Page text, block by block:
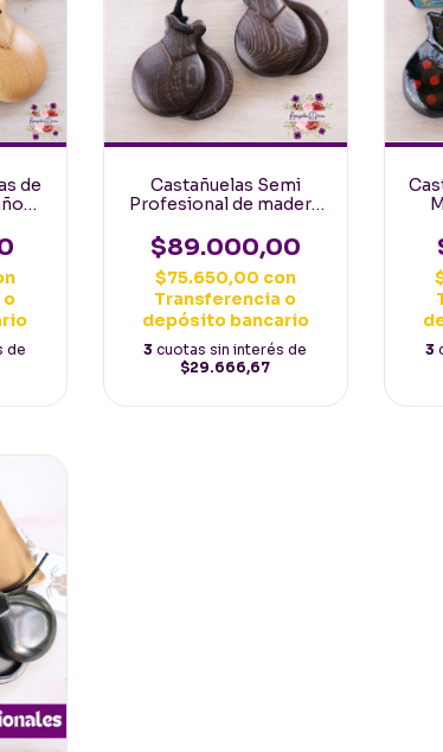
de
o
de
Castañuelas Semi
Profesional de madera
$89.000,00
$75.650,00 con
Transferencia o
depósito bancario
3 cuotas sin interés de
$29.666,67
3